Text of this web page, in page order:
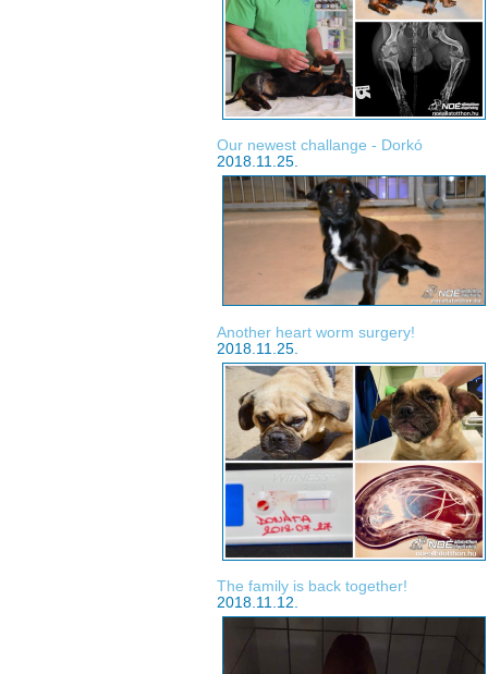
Our newest challange - Dorkó
2018.11.25.
Another heart worm surgery!
2018.11.25.
The family is back together!
2018.11.12.